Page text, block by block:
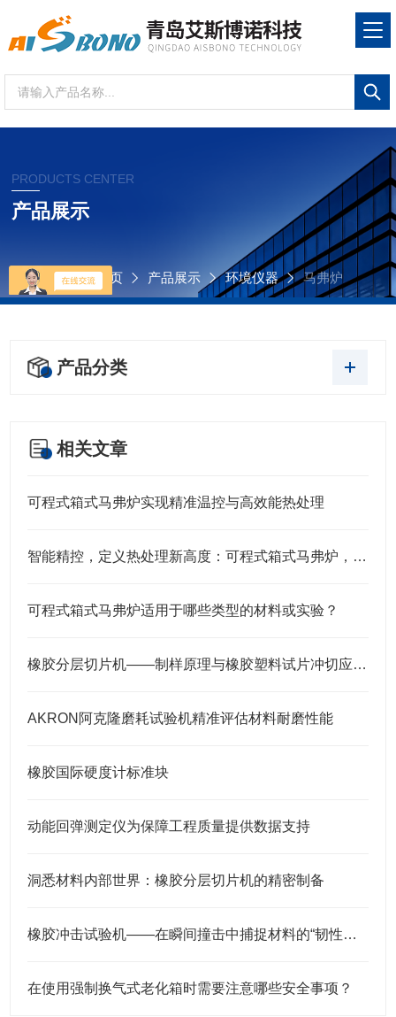
PRODUCTS CENTER
产品展示
当前位置： 首页 产品展示 环境仪器 马弗炉
产品分类
相关文章
可程式箱式马弗炉实现精准温控与高效能热处理
智能精控，定义热处理新高度：可程式箱式马弗炉，您的实验室与生产挚选
可程式箱式马弗炉适用于哪些类型的材料或实验？
橡胶分层切片机——制样原理与橡胶塑料试片冲切应用解析
AKRON阿克隆磨耗试验机精准评估材料耐磨性能
橡胶国际硬度计标准块
动能回弹测定仪为保障工程质量提供数据支持
洞悉材料内部世界：橡胶分层切片机的精密制备
橡胶冲击试验机——在瞬间撞击中捕捉材料的“韧性底线”
在使用强制换气式老化箱时需要注意哪些安全事项？